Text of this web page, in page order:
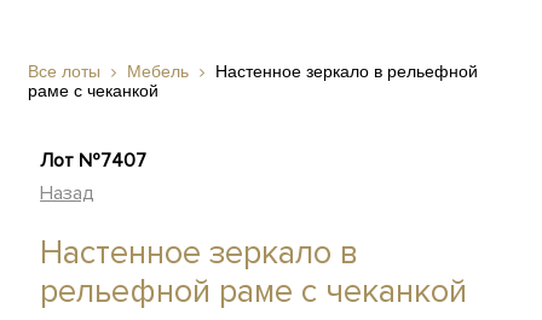
Все лоты Мебель
Настенное зеркало в рельефной
раме с чеканкой
Лот №7407
Назад
Настенное зеркало в
рельефной раме с чеканкой